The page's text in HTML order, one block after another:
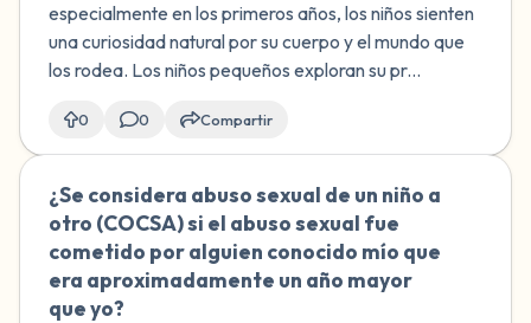
especialmente en los primeros años, los niños sienten
una curiosidad natural por su cuerpo y el mundo que
los rodea. Los niños pequeños exploran su pr...
0 0 Compartir
¿Se considera abuso sexual de un niño a
otro (COCSA) si el abuso sexual fue
cometido por alguien conocido mío que
era aproximadamente un año mayor
que yo?